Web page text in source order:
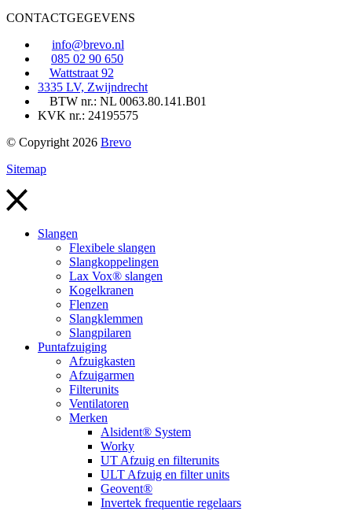
CONTACTGEGEVENS
info@brevo.nl
085 02 90 650
Wattstraat 92
3335 LV, Zwijndrecht
BTW nr.: NL 0063.80.141.B01
KVK nr.: 24195575
© Copyright 2026 Brevo
Sitemap
Slangen
Flexibele slangen
Slangkoppelingen
Lax Vox® slangen
Kogelkranen
Flenzen
Slangklemmen
Slangpilaren
Puntafzuiging
Afzuigkasten
Afzuigarmen
Filterunits
Ventilatoren
Merken
Alsident® System
Worky
UT Afzuig en filterunits
ULT Afzuig en filter units
Geovent®
Invertek frequentie regelaars